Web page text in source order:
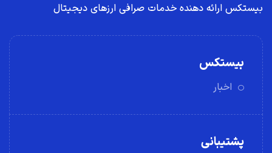
بیستکس ارائه دهنده خدمات صرافی ارز‌های دیجیتال
بیستکس
اخبار
پشتیبانی